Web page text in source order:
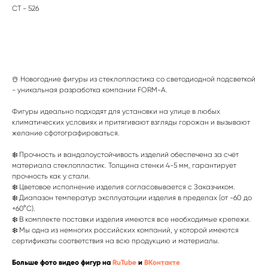
СТ - 526
☃️ Новогодние фигуры из стеклопластика со светодиодной подсветкой
- уникальная разработка компании FORM-A.
Фигуры идеально подходят для установки на улице в любых
климатических условиях и притягивают взгляды горожан и вызывают
желание сфотографироваться.
❄️ Прочность и вандалоустойчивость изделий обеспечена за счёт
материала стеклопластик. Толщина стенки 4-5 мм, гарантирует
прочность как у стали.
❄️ Цветовое исполнение изделия согласовывается с Заказчиком.
❄️ Диапазон температур эксплуатации изделия в пределах (от -60 до
+60°C).
❄️ В комплекте поставки изделия имеются все необходимые крепежи.
❄️ Мы одна из немногих российских компаний, у которой имеются
сертификаты соответствия на всю продукцию и материалы.
Больше фото видео фигур на RuTube и ВКонтакте